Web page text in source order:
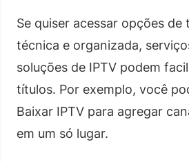
Se quiser acessar opções de
técnica e organizada,
soluções de IPTV podem
títulos. Por exemplo, você
Baixar IPTV para agregar
em um só lugar.